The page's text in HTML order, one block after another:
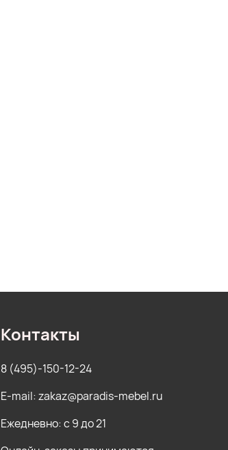
Контакты
8 (495)-150-12-24
E-mail: zakaz@paradis-mebel.ru
Ежедневно: с 9 до 21